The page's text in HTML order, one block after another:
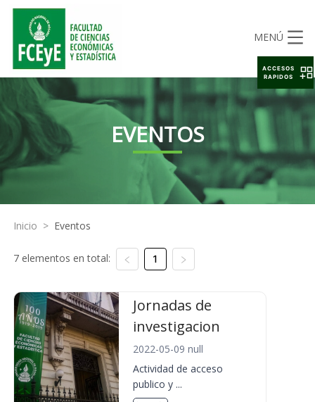
MENÚ
EVENTOS
Inicio > Eventos
7 elementos en total: 1
Jornadas de
investigacion
2022-05-09 null
Actividad de acceso
publico y ...
ACCESOS
RAPIDOS